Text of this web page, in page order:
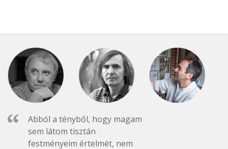
Abból a tényből, hogy magam
sem látom tisztán
festményeim értelmét, nem